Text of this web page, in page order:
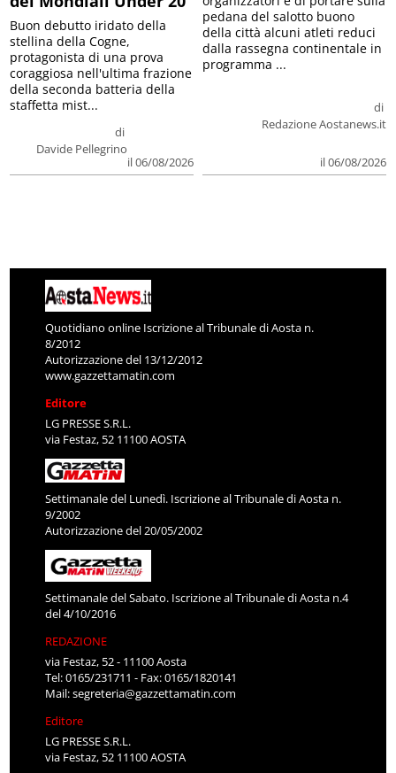
di
Davide Pellegrino
il 06/08/2026
Buon debutto iridato della
stellina della Cogne,
protagonista di una prova
coraggiosa nell'ultima frazione
della seconda batteria della
staffetta mist...
di
Redazione Aostanews.it
il 06/08/2026
pedana del salotto buono
della città alcuni atleti reduci
dalla rassegna continentale in
programma ...
Quotidiano online Iscrizione al Tribunale di Aosta n.
8/2012
Autorizzazione del 13/12/2012
www.gazzettamatin.com
Editore
LG PRESSE S.R.L.
via Festaz, 52 11100 AOSTA
Settimanale del Lunedì. Iscrizione al Tribunale di Aosta n.
9/2002
Autorizzazione del 20/05/2002
Settimanale del Sabato. Iscrizione al Tribunale di Aosta n.4
del 4/10/2016
REDAZIONE
via Festaz, 52 - 11100 Aosta
Tel: 0165/231711 - Fax: 0165/1820141
Mail:segreteria@gazzettamatin.com
Editore
LG PRESSE S.R.L.
via Festaz, 52 11100 AOSTA